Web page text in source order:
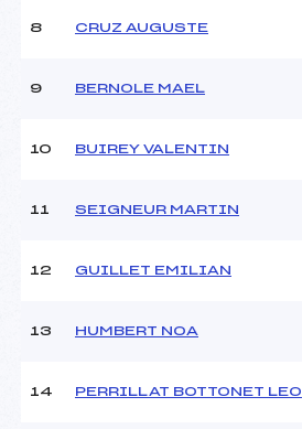
8 CRUZ AUGUSTE
9 BERNOLE MAEL
10 BUIREY VALENTIN
11 SEIGNEUR MARTIN
12 GUILLET EMILIAN
13 HUMBERT NOA
14 PERRILLAT BOTTONET LEO